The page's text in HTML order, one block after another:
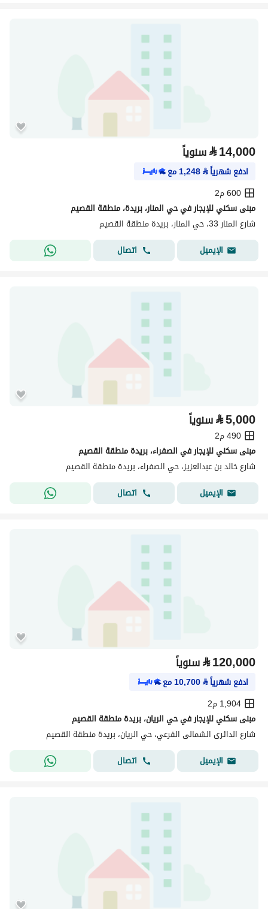
⃁14,000 سنوياً
ادفع شهرياً⃁
1,248مع
600 م2
مبنى سكني للإيجار في حي المنار، بريدة، منطقة القصيم
شارع المنار 33، حي المنار، بريدة منطقة القصيم
الإيميل
اتصال
⃁5,000 سنوياً
490 م2
مبنى سكني للإيجار في الصفراء، بريدة منطقة القصيم
شارع خالد بن عبدالعزيز، حي الصفراء، بريدة منطقة القصيم
الإيميل
اتصال
⃁120,000 سنوياً
ادفع شهرياً⃁
10,700مع
1,904 م2
مبنى سكني للإيجار في حي الريان، بريدة منطقة القصيم
شارع الدائرى الشمالى الفرعي، حي الريان، بريدة منطقة القصيم
الإيميل
اتصال